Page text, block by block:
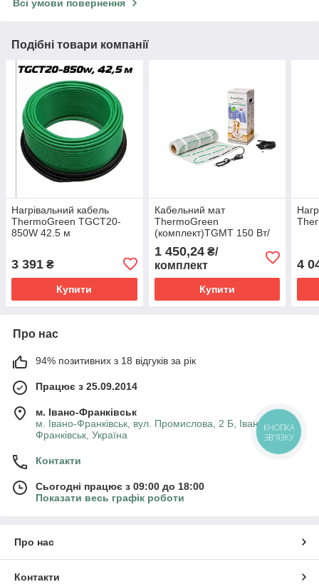
Всі умови повернення
Подібні товари компанії
Нагрівальний кабель
ThermoGreen TGCT20-
850W 42.5 м
3 391 ₴
Купити
Кабельний мат
ThermoGreen
(комплект)TGMT 150 Вт/
1 450,24₴/
комплект
Купити
4
Про нас
94% позитивних з 18 відгуків за рік
Працює з 25.09.2014
м. Івано-Франківськ
м. Івано-Франківськ, вул. Промислова, 2 Б, Івано-
Франківськ, Україна
Контакти
Сьогодні працює з 09:00 до 18:00
Показати весь графік роботи
Про нас
Контакти
КНОПКА
ЗВ'ЯЗКУ